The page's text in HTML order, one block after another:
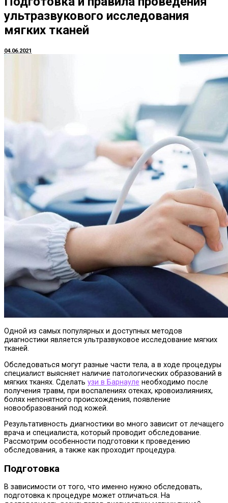
ультразвукового исследования
мягких тканей
04.06.2021
Одной из самых популярных и доступных методов
диагностики является ультразвуковое исследование мягких
тканей.
Обследоваться могут разные части тела, а в ходе процедуры
специалист выясняет наличие патологических образований в
мягких тканях. Сделать узи в Барнауле необходимо после
получения травм, при воспалениях отеках, кровоизлияниях,
болях непонятного происхождения, появление
новообразований под кожей.
Результативность диагностики во много зависит от лечащего
врача и специалиста, который проводит обследование.
Рассмотрим особенности подготовки к проведению
обследования, а также как проходит процедура.
Подготовка
В зависимости от того, что именно нужно обследовать,
подготовка к процедуре может отличаться. На